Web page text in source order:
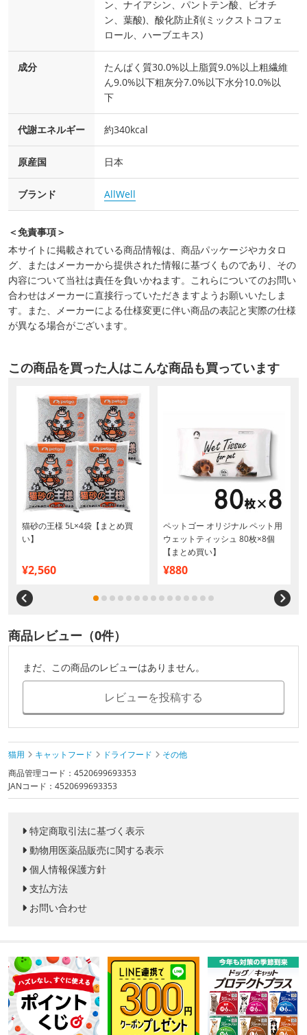
ン、ナイアシン、パントテン酸、ビオチ
ン、葉酸)、酸化防止剤(ミックストコフェ
ロール、ハーブエキス)
成分
たんぱく質30.0%以上脂質9.0%以上粗繊維
ん9.0%以下粗灰分7.0%以下水分10.0%以
下
代謝エネルギー 約340kcal
原産国 日本
ブランド AllWell
＜免責事項＞
本サイトに掲載されている商品情報は、商品パッケージやカタロ
グ、またはメーカーから提供された情報に基づくものであり、その
内容について当社は責任を負いかねます。これらについてのお問い
合わせはメーカーに直接行っていただきますようお願いいたしま
す。また、メーカーによる仕様変更に伴い商品の表記と実際の仕様
が異なる場合がございます。
この商品を買った人はこんな商品も買っています
猫砂の王様 5L×4袋【まとめ買
い】
¥2,560
ペットゴー オリジナル ペット用
ウェットティッシュ 80枚×8個
【まとめ買い】
¥880
商品レビュー（0件）
まだ、この商品のレビューはありません。
レビューを投稿する
猫用 キャットフード ドライフード
その他
商品管理コード：4520699693353
JANコード：4520699693353
特定商取引法に基づく表示
動物用医薬品販売に関する表示
個人情報保護方針
支払方法
お問い合わせ